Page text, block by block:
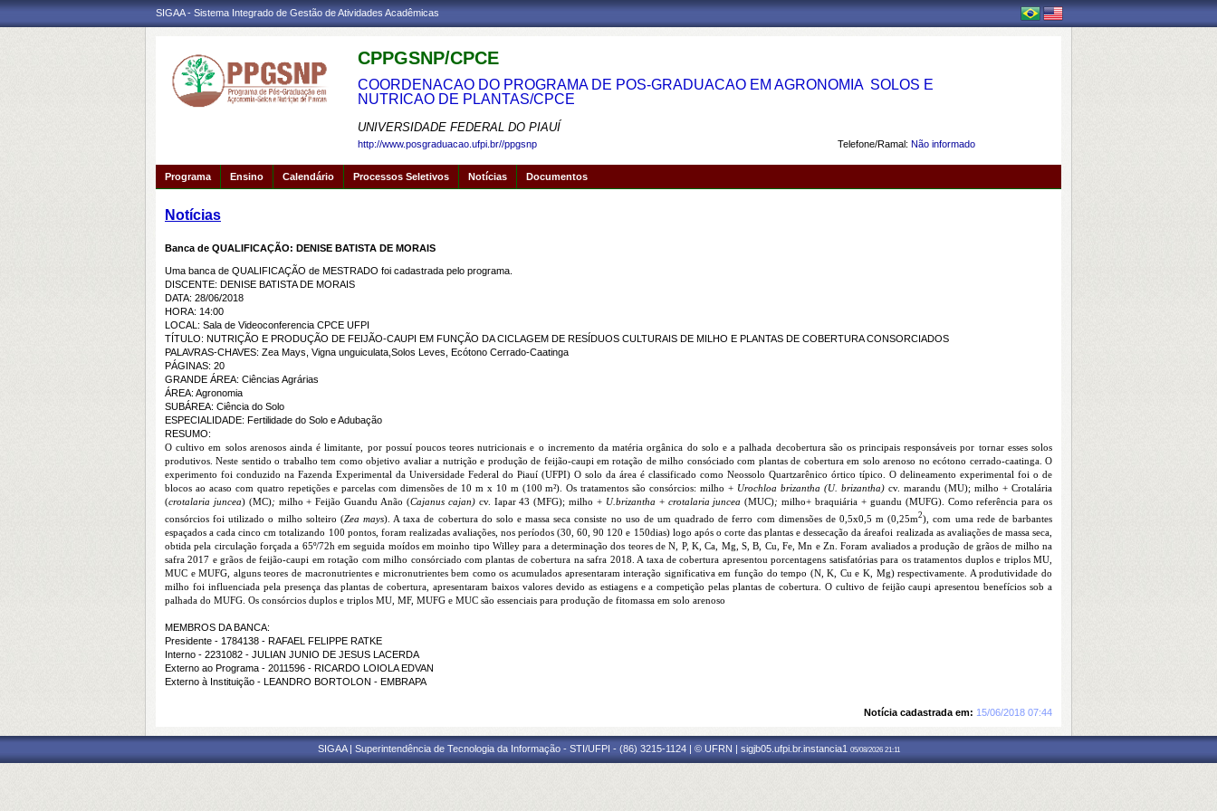
SIGAA - Sistema Integrado de Gestão de Atividades Acadêmicas
CPPGSNP/CPCE
COORDENACAO DO PROGRAMA DE POS-GRADUACAO EM AGRONOMIA  SOLOS E
NUTRICAO DE PLANTAS/CPCE
UNIVERSIDADE FEDERAL DO PIAUÍ
Telefone/Ramal: Não informado
http://www.posgraduacao.ufpi.br//ppgsnp
Programa Ensino Calendário Processos Seletivos Notícias Documentos
Notícias
Banca de QUALIFICAÇÃO: DENISE BATISTA DE MORAIS
Uma banca de QUALIFICAÇÃO de MESTRADO foi cadastrada pelo programa.
DISCENTE: DENISE BATISTA DE MORAIS
DATA: 28/06/2018
HORA: 14:00
LOCAL: Sala de Videoconferencia CPCE UFPI
TÍTULO: NUTRIÇÃO E PRODUÇÃO DE FEIJÃO-CAUPI EM FUNÇÃO DA CICLAGEM DE RESÍDUOS CULTURAIS DE MILHO E PLANTAS DE COBERTURA CONSORCIADOS
PALAVRAS-CHAVES: Zea Mays, Vigna unguiculata,Solos Leves, Ecótono Cerrado-Caatinga
PÁGINAS: 20
GRANDE ÁREA: Ciências Agrárias
ÁREA: Agronomia
SUBÁREA: Ciência do Solo
ESPECIALIDADE: Fertilidade do Solo e Adubação
RESUMO:
O cultivo em solos arenosos ainda é limitante, por possuí poucos teores nutricionais e o incremento da matéria orgânica do solo e a palhada decobertura são os principais responsáveis por tornar esses solos
produtivos.Neste sentido o trabalho tem como objetivo avaliar a nutrição e produção de feijão-caupi em rotação de milho consóciado com plantas de cobertura em solo arenoso no ecótono cerrado-caatinga.O
experimento foi conduzido na Fazenda Experimental da Universidade Federal do Piauí (UFPI) O solo da área é classificado como Neossolo Quartzarênico órtico típico. O delineamento experimental foi o de
blocos ao acaso com quatro repetições e parcelas com dimensões de 10 m x 10 m (100 m²). Os tratamentos são consórcios: milho + Urochloa brizantha (U. brizantha) cv. marandu (MU); milho + Crotalária
(crotalaria juncea) (MC); milho + Feijão Guandu Anão (Cajanus cajan)cv. Iapar 43 (MFG); milho + U.brizantha + crotalaria juncea (MUC);milho+ braquiária + guandu (MUFG). Como referência para os
consórcios foi utilizado o milho solteiro (Zea mays). A taxa de cobertura do solo e massa seca consiste no uso de um quadrado de ferro com dimensões de 0,5x0,5 m (0,25m2), com uma rede de barbantes
espaçados a cada cinco cm totalizando 100 pontos, foram realizadas avaliações, nos períodos (30, 60, 90 120 e 150dias) logo após o corte das plantas e dessecação da áreafoi realizada as avaliações de massa seca,
obtida pela circulação forçada a 65º/72h em seguida moídos em moinho tipo Willey para a determinação dos teores de N, P, K, Ca, Mg, S, B, Cu, Fe, Mn e Zn. Foram avaliados a produção de grãos de milho na
safra 2017 e grãos de feijão-caupi em rotação com milho consórciado com plantas de cobertura na safra 2018. A taxa de cobertura apresentou porcentagens satisfatórias para os tratamentos duplos e triplos MU,
MUC e MUFG, alguns teores de macronutrientes e micronutrientes bem como os acumulados apresentaram interação significativa em função do tempo (N, K, Cu e K, Mg) respectivamente. A produtividade do
milho foi influenciada pela presença das plantas de cobertura, apresentaram baixos valores devido as estiagens e a competição pelas plantas de cobertura. O cultivo de feijão caupi apresentou benefícios sob a
palhada do MUFG. Os consórcios duplos e triplos MU, MF, MUFG e MUC são essenciais para produção de fitomassa em solo arenoso
MEMBROS DA BANCA:
Presidente - 1784138 - RAFAEL FELIPPE RATKE
Interno - 2231082 - JULIAN JUNIO DE JESUS LACERDA
Externo ao Programa - 2011596 - RICARDO LOIOLA EDVAN
Externo à Instituição - LEANDRO BORTOLON - EMBRAPA
Notícia cadastrada em: 15/06/2018 07:44
SIGAA | Superintendência de Tecnologia da Informação - STI/UFPI - (86) 3215-1124 | © UFRN | sigjb05.ufpi.br.instancia1 05/08/2026 21:11